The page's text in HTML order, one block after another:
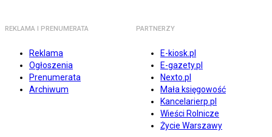
REKLAMA I PRENUMERATA
Reklama
Ogłoszenia
Prenumerata
Archiwum
PARTNERZY
E-kiosk.pl
E-gazety.pl
Nexto.pl
Mała księgowość
Kancelarierp.pl
Wieści Rolnicze
Życie Warszawy